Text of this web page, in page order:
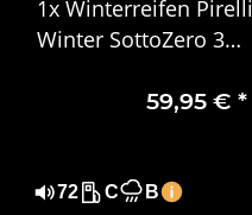
1x Winterreifen Pirelli
Winter SottoZero 3
59,95 € *
72 C B